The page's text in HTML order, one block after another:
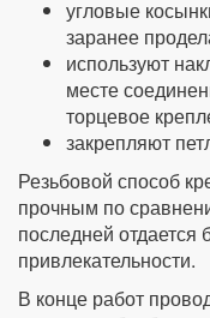
угловые
заранее
используют
месте
торцевое
закрепляют
Резьбовой способ
прочным по
последней
привлекательности.
В конце работ